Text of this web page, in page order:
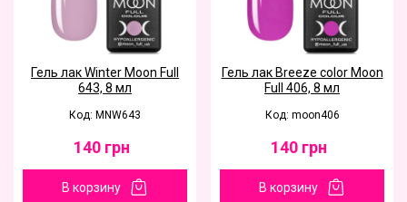
Гель лак Winter Moon Full
643, 8 мл
Код: MNW643
140 грн
В корзину
Гель лак Breeze color Moon
Full 406, 8 мл
Код: moon406
140 грн
В корзину